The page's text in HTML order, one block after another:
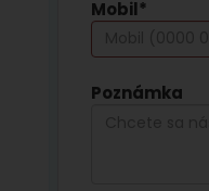
Mobil*
Poznámka